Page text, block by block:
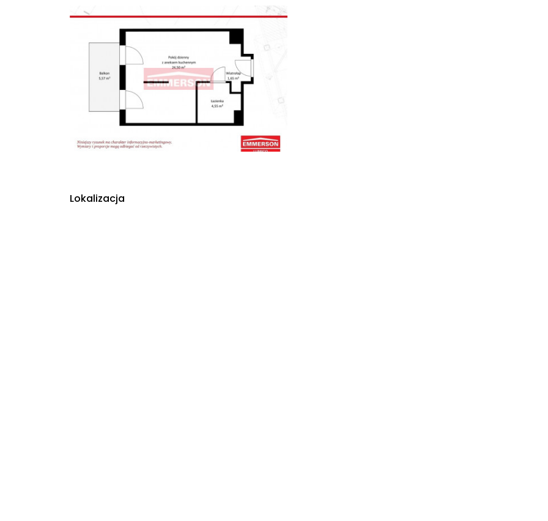
Lokalizacja